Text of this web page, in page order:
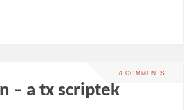
6 COMMENTS
– a tx scriptek